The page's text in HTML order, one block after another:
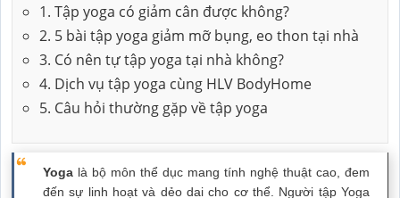
1. Tập yoga có giảm cân được không?
2. 5 bài tập yoga giảm mỡ bụng, eo thon tại nhà
3. Có nên tự tập yoga tại nhà không?
4. Dịch vụ tập yoga cùng HLV BodyHome
5. Câu hỏi thường gặp về tập yoga
Yoga là bộ môn thể dục mang tính nghệ thuật cao, đem
đến sự linh hoạt và dẻo dai cho cơ thể. Người tập Yoga